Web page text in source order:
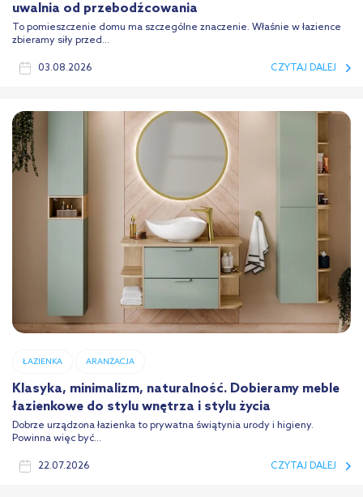
uwalnia od przebodźcowania
To pomieszczenie domu ma szczególne znaczenie. Właśnie w łazience
zbieramy siły przed...
03.08.2026 CZYTAJ DALEJ
ŁAZIENKA ARANŻACJA
Klasyka, minimalizm, naturalność. Dobieramy meble
łazienkowe do stylu wnętrza i stylu życia
Dobrze urządzona łazienka to prywatna świątynia urody i higieny.
Powinna więc być...
22.07.2026 CZYTAJ DALEJ